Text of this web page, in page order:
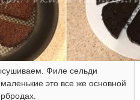
Филе сельди
это все же основной